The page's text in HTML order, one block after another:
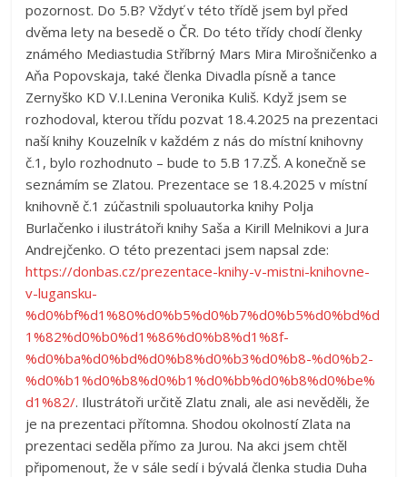
pozornost. Do 5.B? Vždyť v této třídě jsem byl před
dvěma lety na besedě o ČR. Do této třídy chodí členky
známého Mediastudia Stříbrný Mars Mira Mirošničenko a
Aňa Popovskaja, také členka Divadla písně a tance
Zernyško KD V.I.Lenina Veronika Kuliš. Když jsem se
rozhodoval, kterou třídu pozvat 18.4.2025 na prezentaci
naší knihy Kouzelník v každém z nás do místní knihovny
č.1, bylo rozhodnuto – bude to 5.B 17.ZŠ. A konečně se
seznámím se Zlatou. Prezentace se 18.4.2025 v místní
knihovně č.1 zúčastnili spoluautorka knihy Polja
Burlačenko i ilustrátoři knihy Saša a Kirill Melnikovi a Jura
Andrejčenko. O této prezentaci jsem napsal zde:
https://donbas.cz/prezentace-knihy-v-mistni-knihovne-
v-lugansku-
%d0%bf%d1%80%d0%b5%d0%b7%d0%b5%d0%bd%d
1%82%d0%b0%d1%86%d0%b8%d1%8f-
%d0%ba%d0%bd%d0%b8%d0%b3%d0%b8-%d0%b2-
%d0%b1%d0%b8%d0%b1%d0%bb%d0%b8%d0%be%
d1%82/. Ilustrátoři určitě Zlatu znali, ale asi nevěděli, že
je na prezentaci přítomna. Shodou okolností Zlata na
prezentaci seděla přímo za Jurou. Na akci jsem chtěl
připomenout, že v sále sedí i bývalá členka studia Duha